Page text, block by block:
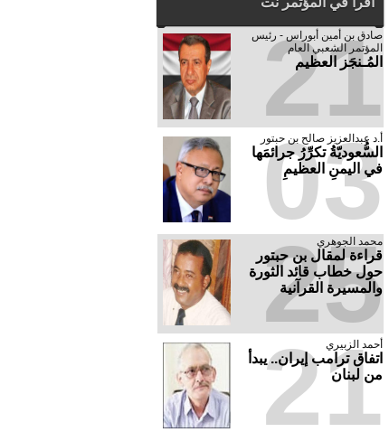
صادق‮ ‬بن‮ ‬أمين‮ ‬أبوراس - رئيس‮
‬المؤتمر‮ ‬الشعبي‮ ‬العام
المُـنجَز العظيم
21
أ.د عبدالعزيز صالح بن حبتور
السُّعوديّةُ تكرِّرُ جرائمَها
في اليمنِ العظيمِ
03
محمد الجوهري
قراءة لمقال بن حبتور
حول خطاب قائد الثورة
والمسيرة القرآنية
25
أحمد الزبيري
اتفاق ترامب إيران.. يبدأ
من لبنان
21